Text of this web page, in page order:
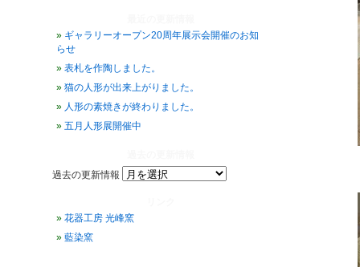
ギャラリーオープン20周年展示会開催のお知
らせ
表札を作陶しました。
猫の人形が出来上がりました。
人形の素焼きが終わりました。
五月人形展開催中
過去の更新情報
花器工房 光峰窯
藍染窯